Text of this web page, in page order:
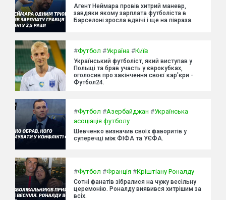
Агент Неймара провів хитрий маневр,
завдяки якому зарплата футболіста в
Барселоні зросла вдвічі і ще на півраза.
#Футбол #Україна #Київ
Український футболіст, який виступав у
Польщі та брав участь у єврокубках,
оголосив про закінчення своєї кар'єри -
Футбол24.
#Футбол #Азербайджан #Українська
асоціація футболу
Шевченко визначив своїх фаворитів у
суперечці між ФІФА та УЄФА.
#Футбол #Франція #Кріштіану Роналду
Сотні фанатів зібралися на чужу весільну
церемонію. Роналду виявився хитрішим за
всіх.